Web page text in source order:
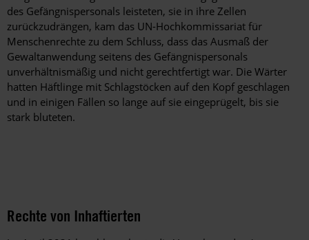
des Gefängnispersonals leisteten, sie in ihre Zellen
zurückzudrängen, kam das UN-Hochkommissariat für
Menschenrechte zu dem Schluss, dass das Ausmaß der
Gewaltanwendung seitens des Gefängnispersonals
unverhältnismäßig und nicht gerechtfertigt war. Die Wärter
hatten Häftlinge mit Schlagstöcken auf den Kopf geschlagen
und in einigen Fällen so lange auf sie eingeprügelt, bis sie
stark bluteten.
Rechte von Inhaftierten